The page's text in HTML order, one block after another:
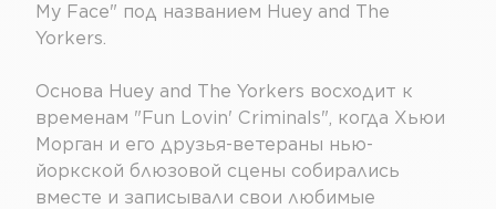
My Face" под названием Huey and The
Yorkers.
Основа Huey and The Yorkers восходит к
временам "Fun Lovin' Criminals", когда Хьюи
Морган и его друзья-ветераны нью-
йоркской блюзовой сцены собирались
вместе и записывали свои любимые